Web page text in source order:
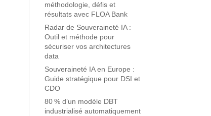
méthodologie, défis et
résultats avec FLOA Bank
Radar de Souveraineté IA :
Outil et méthode pour
sécuriser vos architectures
data
Souveraineté IA en Europe :
Guide stratégique pour DSI et
CDO
80 % d’un modèle DBT
industrialisé automatiquement